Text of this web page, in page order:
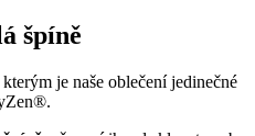
špíně
je naše oblečení jedinečné